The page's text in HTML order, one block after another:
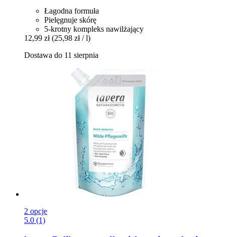
Łagodna formuła
Pielęgnuje skórę
5-krotny kompleks nawilżający
12,99 zł (25,98 zł / l)
Dostawa do 11 sierpnia
2 opcje
5.0 (1)